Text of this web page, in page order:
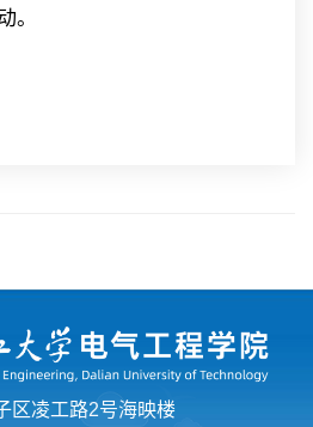
。
区凌工路2号海映楼